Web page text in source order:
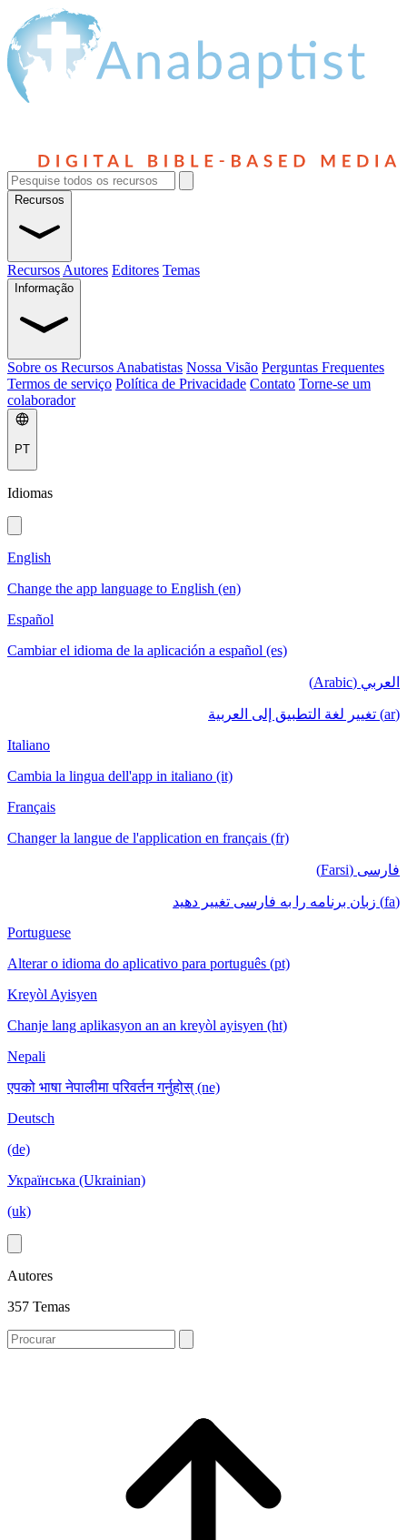
Recursos
Recursos Autores Editores Temas
Informação
Sobre os Recursos Anabatistas Nossa Visão Perguntas Frequentes
Termos de serviço Política de Privacidade Contato Torne-se um
colaborador
PT
Idiomas
English
Change the app language to English (en)
Español
Cambiar el idioma de la aplicación a español (es)
العربي (Arabic)
(ar) تغيير لغة التطبيق إلى العربية
Italiano
Cambia la lingua dell'app in italiano (it)
Français
Changer la langue de l'application en français (fr)
فارسی (Farsi)
(fa) زبان برنامه را به فارسی تغییر دهید
Portuguese
Alterar o idioma do aplicativo para português (pt)
Kreyòl Ayisyen
Chanje lang aplikasyon an an kreyòl ayisyen (ht)
Nepali
एपको भाषा नेपालीमा परिवर्तन गर्नुहोस् (ne)
Deutsch
(de)
Українська (Ukrainian)
(uk)
Autores
357 Temas